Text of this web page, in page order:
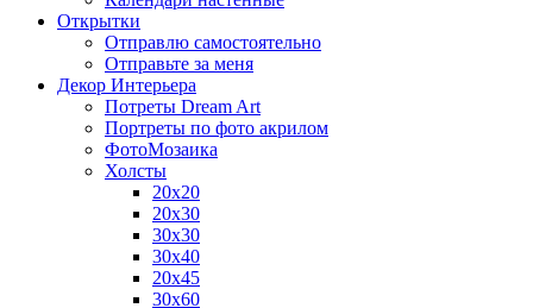
Открытки
Отправлю самостоятельно
Отправьте за меня
Декор Интерьера
Потреты Dream Art
Портреты по фото акрилом
ФотоМозаика
Холсты
20х20
20х30
30х30
30х40
20х45
30х60